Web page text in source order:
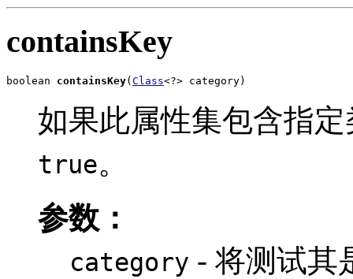
containsKey
boolean containsKey( Class<?> category)
如果此属性集包含指
true。
参数：
category - 将测试其